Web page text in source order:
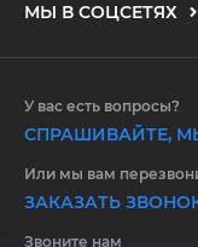
МЫ В СОЦСЕТЯХ
У вас есть вопросы?
СПРАШИВАЙТЕ,
Или мы вам
ЗАКАЗАТЬ
Звоните нам